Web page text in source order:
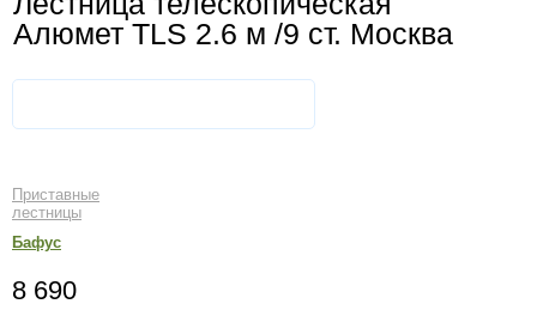
Алюмет TLS 2.6 м /9 ст. Москва
Приставные
лестницы
Бафус
8 690